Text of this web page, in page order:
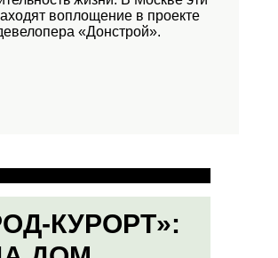
воплощение в проекте
«Донстрой».
КУРОРТ»: